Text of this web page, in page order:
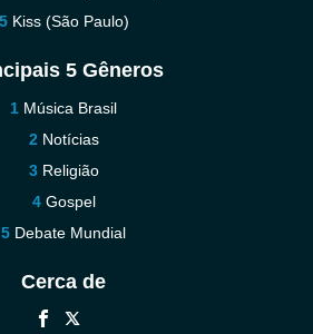
Kiss (São Paulo)
5 Gêneros
Música Brasil
Notícias
Religião
Gospel
Debate Mundial
Cerca de